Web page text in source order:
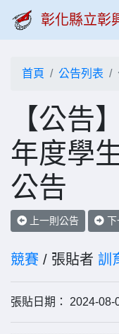
彰化縣立彰
首頁 公告列表
【公告
年度學
公告
上一則公告 下
競賽 / 張貼者 訓
張貼日期： 2024-